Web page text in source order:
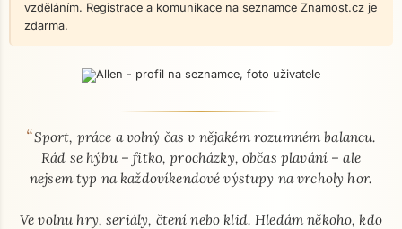
vzděláním. Registrace a komunikace na seznamce Znamost.cz je
zdarma.
O mně - seznamka profil
“Sport, práce a volný čas v nějakém rozumném balancu.
Rád se hýbu – fitko, procházky, občas plavání – ale
nejsem typ na každovíkendové výstupy na vrcholy hor.
Ve volnu hry, seriály, čtení nebo klid. Hledám někoho, kdo